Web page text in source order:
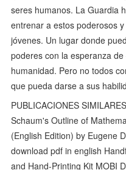
seres humanos. La Guardia
entrenar a estos poderosos
jóvenes. Un lugar donde
poderes con la esperanza
humanidad. Pero no todos
que pueda darse a sus
PUBLICACIONES
Schaum's Outline of
(English Edition) by Eugene
download pdf in english
and Hand-Printing Kit MOBI